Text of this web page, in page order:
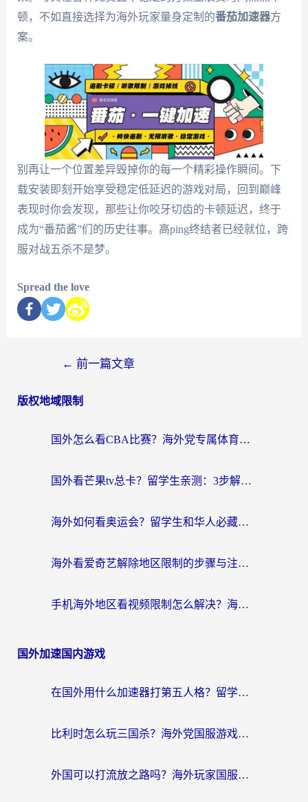
顿，不如直接选择为海外玩家量身定制的番茄加速器方
案。
别再让一个位置差异毁掉你的每一个精彩操作瞬间。下
载安装即刻开始享受稳定低延迟的游戏对局，回到巅峰
表现时你会发现，那些让你咬牙切齿的卡顿延迟，终于
成为“番茄酱”们的历史往事。高ping终结者已经就位，跨
服对战五杀不是梦。
Spread the love
← 前一篇文章
版权地域限制
国外怎么看CBA比赛？海外党专属体育直播指南，告别地区限制看球自由
国外看芒果tv总卡？留学生亲测：3步解决地域限制+流畅追剧攻略
海外如何看奥运会？留学生和华人必藏的体育赛事观看终极指南
海外看爱奇艺解除地区限制的步骤与注意事项详解：留学生必看的无卡顿追剧指南
手机海外地区看视频限制怎么解决？海外党追剧看片的实用指南
国外加速国内游戏
在国外用什么加速器打第五人格？留学生亲测：这6个功能才是关键！
比利时怎么玩三国杀？海外党国服游戏加速器终极指南（附问道CODOL优化方案）
外国可以打流放之路吗？海外玩家国服游戏畅玩终极指南（附实测推荐）